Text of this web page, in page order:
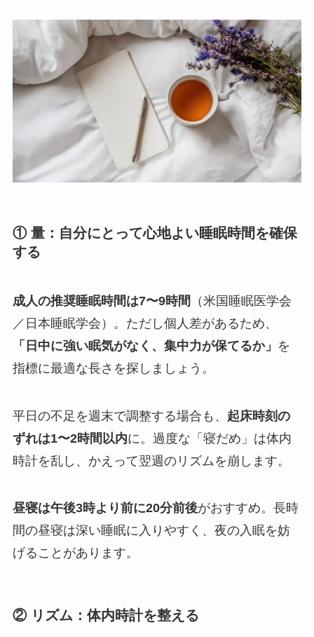
① 量：自分にとって心地よい睡眠時間を確保
する
成人の推奨睡眠時間は7〜9時間 （米国睡眠医学会
／日本睡眠学会）。ただし個人差があるため、
「日中に強い眠気がなく、集中力が保てるか」 を
指標に最適な長さを探しましょう。
平日の不足を週末で調整する場合も、 起床時刻の
ずれは1〜2時間以内に。過度な「寝だめ」は体内
時計を乱し、かえって翌週のリズムを崩します。
昼寝は午後3時より前に20分前後がおすすめ。長時
間の昼寝は深い睡眠に入りやすく、夜の入眠を妨
げることがあります。
② リズム：体内時計を整える